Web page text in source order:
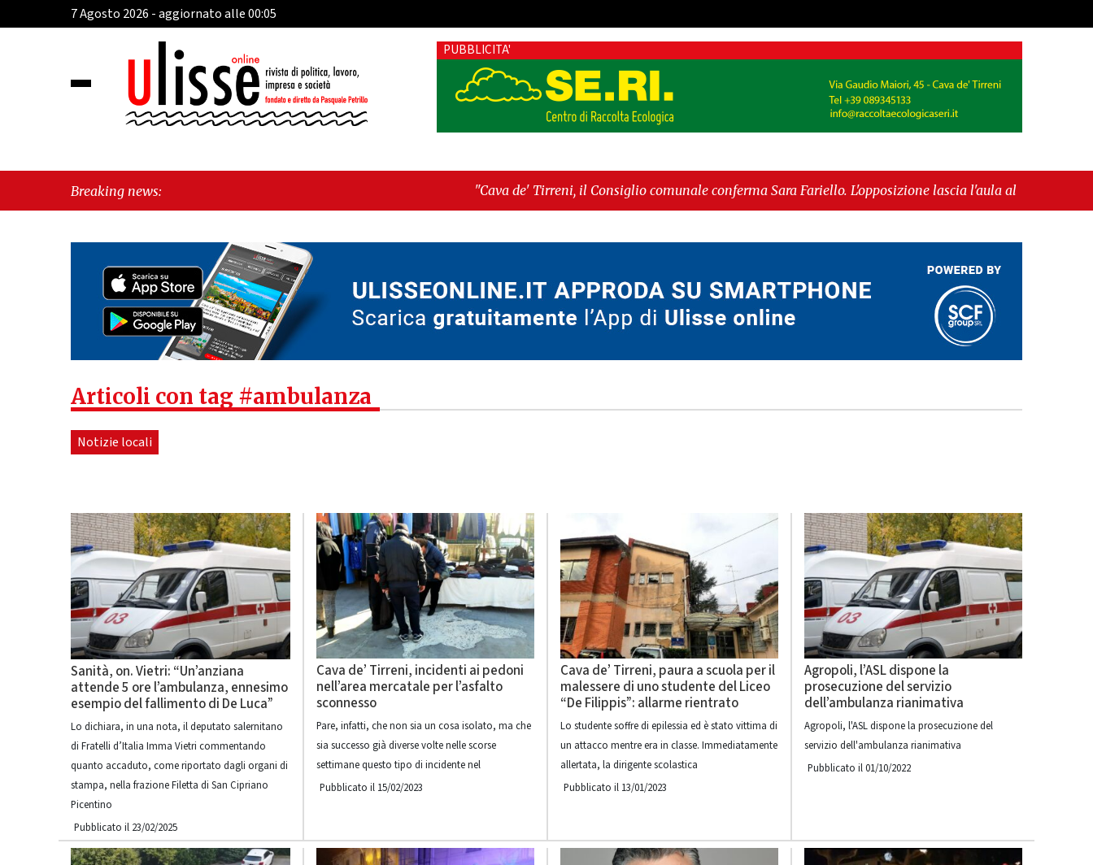
7 Agosto 2026 - aggiornato alle 00:05
PUBBLICITA'
Breaking news: "Cava de' Tirreni, il Consiglio comunale conferma Sara Fariello. L'opposizione lascia l'aula al momento del voto" -
"Vietri sul Mare, giornata storica: la ceramica ammessa alla fase europea per l’IGP"
Articoli con tag #ambulanza
Notizie locali
Sanità, on. Vietri: “Un’anziana
attende 5 ore l’ambulanza, ennesimo
esempio del fallimento di De Luca”
Lo dichiara, in una nota, il deputato salernitano
di Fratelli d’Italia Imma Vietri commentando
quanto accaduto, come riportato dagli organi di
stampa, nella frazione Filetta di San Cipriano
Picentino
Pubblicato il 23/02/2025
Cava de’ Tirreni, incidenti ai pedoni
nell’area mercatale per l’asfalto
sconnesso
Pare, infatti, che non sia un cosa isolato, ma che
sia successo già diverse volte nelle scorse
settimane questo tipo di incidente nel
Pubblicato il 15/02/2023
Cava de’ Tirreni, paura a scuola per il
malessere di uno studente del Liceo
“De Filippis”: allarme rientrato
Lo studente soffre di epilessia ed è stato vittima di
un attacco mentre era in classe. Immediatamente
allertata, la dirigente scolastica
Pubblicato il 13/01/2023
Agropoli, l’ASL dispone la
prosecuzione del servizio
dell’ambulanza rianimativa
Agropoli, l'ASL dispone la prosecuzione del
servizio dell'ambulanza rianimativa
Pubblicato il 01/10/2022